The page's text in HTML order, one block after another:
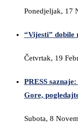
Ponedjeljak, 17
“Vijesti” dobile
Četvrtak, 19
PRESS
Gore,
Subota, 8